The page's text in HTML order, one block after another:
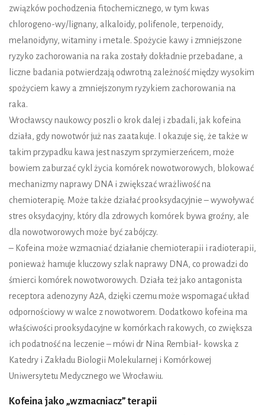
związków pochodzenia fitochemicznego, w tym kwas
chlorogeno-wy/lignany, alkaloidy, polifenole, terpenoidy,
melanoidyny, witaminy i metale. Spożycie kawy i zmniejszone
ryzyko zachorowania na raka zostały dokładnie przebadane, a
liczne badania potwierdzają odwrotną zależność między wysokim
spożyciem kawy a zmniejszonym ryzykiem zachorowania na
raka.
Wrocławscy naukowcy poszli o krok dalej i zbadali, jak kofeina
działa, gdy nowotwór już nas zaatakuje. I okazuje się, że także w
takim przypadku kawa jest naszym sprzymierzeńcem, może
bowiem zaburzać cykl życia komórek nowotworowych, blokować
mechanizmy naprawy DNA i zwiększać wrażliwość na
chemioterapię. Może także działać prooksydacyjnie – wywoływać
stres oksydacyjny, który dla zdrowych komórek bywa groźny, ale
dla nowotworowych może być zabójczy.
– Kofeina może wzmacniać działanie chemioterapii i radioterapii,
ponieważ hamuje kluczowy szlak naprawy DNA, co prowadzi do
śmierci komórek nowotworowych. Działa też jako antagonista
receptora adenozyny A2A, dzięki czemu może wspomagać układ
odpornościowy w walce z nowotworem. Dodatkowo kofeina ma
właściwości prooksydacyjne w komórkach rakowych, co zwiększa
ich podatność na leczenie – mówi dr Nina Rembiał- kowska z
Katedry i Zakładu Biologii Molekularnej i Komórkowej
Uniwersytetu Medycznego we Wrocławiu.
Kofeina jako „wzmacniacz” terapii